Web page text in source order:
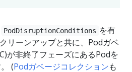
PodDisruptionConditions を有
リーンアップと共に、Podガベ
が非終了フェーズにあるPodを
(Podガベージコレクションも